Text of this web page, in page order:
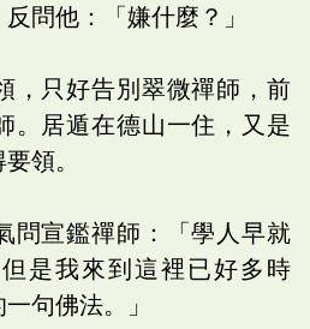
問他：「嫌什麼？」
，只好告別翠微禪師，前
。居遁在德山一住，又是
領。
問宣鑑禪師：「學人早就
是我來到這裡已好多時
句佛法。」